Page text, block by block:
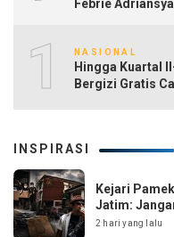
Febrie
10NASIONAL
Hingga Kuartal
Bergizi Gratis
INSPIRASI
Kejari
Jatim:
2 hari yang lalu